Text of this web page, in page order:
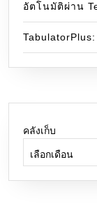
อัตโนมัติผ่าน
คลังเก็บ